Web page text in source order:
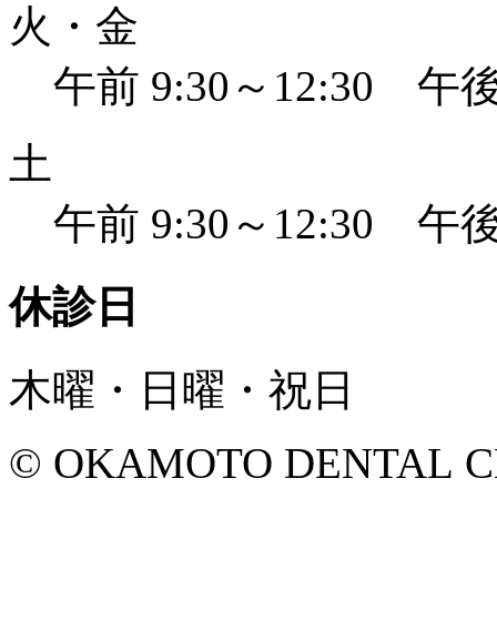
火・金
午前 9:30～12:30 午
土
午前 9:30～12:30 午
休診日
木曜・日曜・祝日
© OKAMOTO DENTAL